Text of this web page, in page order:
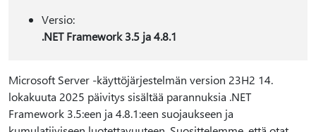
Versio:
.NET Framework 3.5 ja 4.8.1
Microsoft Server -käyttöjärjestelmän version 23H2 14.
lokakuuta 2025 päivitys sisältää parannuksia .NET
Framework 3.5:een ja 4.8.1:een suojaukseen ja